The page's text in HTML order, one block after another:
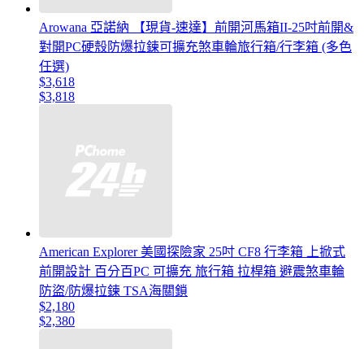
Arowana 亞諾納 【現貨-速達】前開河馬箱II-25吋前開&
對開PC硬殼防爆拉鍊可擴充煞車輪旅行箱/行李箱 (多色
任選)
$3,618
$3,818
American Explorer 美國探險家 25吋 CF8 行李箱 上掀式
前開設計 百分百PC 可擴充 旅行箱 拉桿箱 避震煞車輪
防盜/防爆拉鍊 TSA海關鎖
$2,180
$2,380